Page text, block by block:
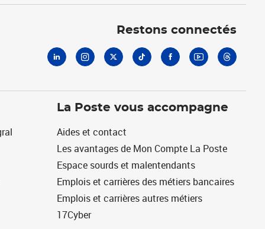
Restons connectés
La Poste vous accompagne
Aides et contact
Les avantages de Mon Compte La Poste
Espace sourds et malentendants
Emplois et carrières des métiers bancaires
Emplois et carrières autres métiers
17Cyber